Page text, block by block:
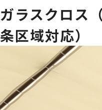
ガラスクロス
条区域対応）